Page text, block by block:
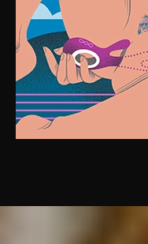
pequeña toque tu